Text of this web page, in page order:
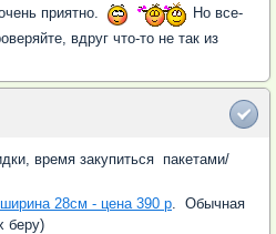
приятно.
Но все-
вдруг что-то не так из
время закупиться пакетами/
28см - цена 390 р . Обычная
беру)